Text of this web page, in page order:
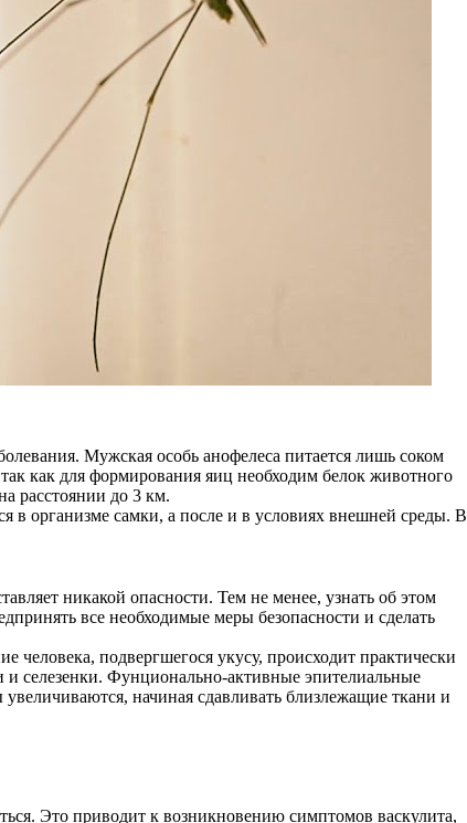
Мужская особь анофелеса питается лишь соком
как для формирования яиц необходим белок животного
расстоянии до 3 км.
в организме самки, а после и в условиях внешней среды. В
никакой опасности. Тем не менее, узнать об этом
все необходимые меры безопасности и сделать
подвергшегося укусу, происходит практически
и селезенки. Фунционально-активные эпителиальные
начиная сдавливать близлежащие ткани и
Это приводит к возникновению симптомов васкулита,